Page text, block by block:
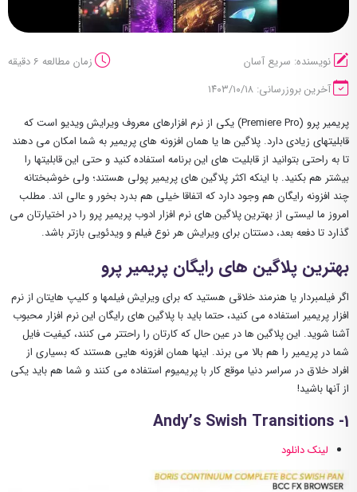
نویسنده: سریع آسان
زمان مطالعه 6 دقیقه
آخرین بروزرسانی: ۱۴۰۳/۱۰/۱۸
پریمیر پرو (Premiere Pro) یکی از نرم افزارهای معروف ویرایش ویدیو است که
قابلیتهای زیادی دارد. پلاگین ها یا همان افزونه های پریمیر به شما امکان می دهند
تا به راحتی بتوانید از قابلیت های این برنامه استفاده کنید و حتی این قابلیتها را
بیشتر هم بکنید. با اینکه اکثر پلاگین های پریمیر پولی هستند؛ ولی خوشبختانه
چند افزونه رایگان هم وجود دارد که اتفاقا خیلی هم بدرد بخور و عالی اند. مطلب
امروز ما لیستی از بهترین پلاگین های نرم افزار ادوب پریمیر پرو را در اختیارتان می
گذارد تا دفعه بعد، دستتان برای ویرایش هر نوع فیلم و ویدئویی بازتر باشد.
بهترین پلاگین های رایگان پریمیر پرو
اگر فیلمبردار یا هنرمند خلاقی هستید که برای ویرایش فیلمها و کلیپ هایتان از نرم
افزار پریمیر استفاده می کنید، حتما باید با پلاگین های رایگان این نرم افزار محبوب
آشنا شوید. این پلاگین ها در عین حال که کارتان را راحتتر می کنند، کیفیت فایل
شما در پریمیر را هم بالا می برند. اینها همان افزونه هایی هستند که بسیاری از
افراد خلاق در سراسر دنیا موقع کار با پریمیوم استفاده می کنند و شما هم باید یکی
از آنها باشید!
1- Andy’s Swish Transitions
لینک دانلود